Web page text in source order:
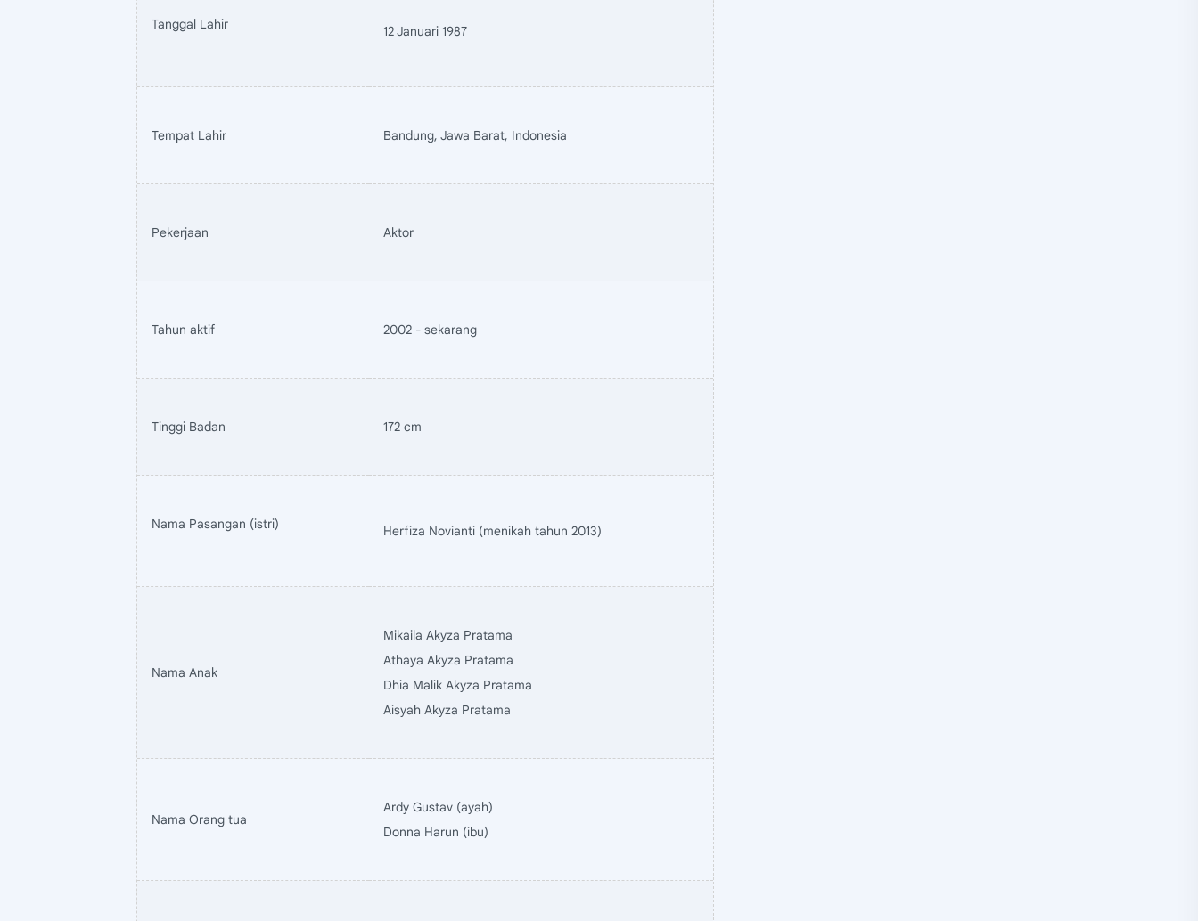
Tanggal Lahir 12 Januari 1987
Tempat Lahir Bandung, Jawa Barat, Indonesia
Pekerjaan Aktor
Tahun aktif 2002 - sekarang
Tinggi Badan 172 cm
Nama Pasangan (istri) Herfiza Novianti (menikah tahun 2013)
Nama Anak
Mikaila Akyza Pratama
Athaya Akyza Pratama
Dhia Malik Akyza Pratama
Aisyah Akyza Pratama
Nama Orang tua
Ardy Gustav (ayah)
Donna Harun (ibu)